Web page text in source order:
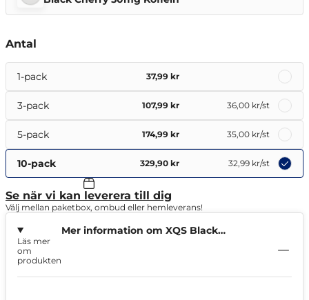
Antal
1-pack 37,99 kr
3-pack 107,99 kr 36,00 kr/st
5-pack 174,99 kr 35,00 kr/st
10-pack 329,90 kr 32,99 kr/st
Se när vi kan leverera till dig
Välj mellan paketbox, ombud eller hemleverans!
Mer information om XQS Black
Läs mer
om
produkten